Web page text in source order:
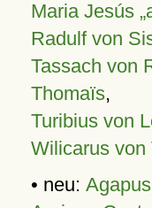
Maria Jesús
Radulf von
Tassach von
Thomaïs,
Turibius von
Wilicarus von
• neu: